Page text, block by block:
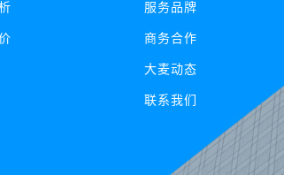
服务品牌
商务合作
大麦动态
联系我们